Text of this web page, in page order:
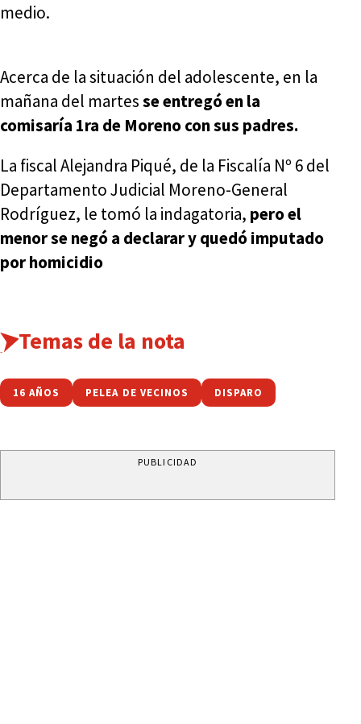
medio.
Acerca de la situación del adolescente, en la
mañana del martesse entregó en la
comisaría 1ra de Moreno con sus padres.
La fiscal Alejandra Piqué, de la Fiscalía Nº 6 del
Departamento Judicial Moreno-General
Rodríguez, le tomó la indagatoria, pero el
menor se negó a declarar y quedó imputado
por homicidio
Temas de la nota
16 AÑOS PELEA DE VECINOS DISPARO
PUBLICIDAD